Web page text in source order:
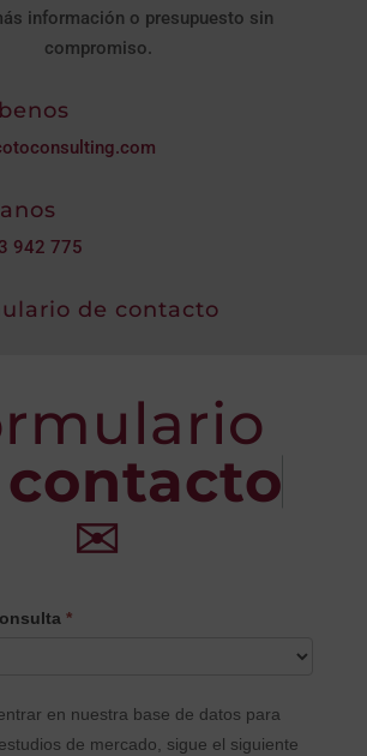
información o presupuesto sin
compromiso.
942 775
de contacto
✉
*
en nuestra base de datos para
de mercado, sigue el siguiente